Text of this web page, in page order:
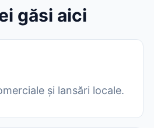
găsi aici
și lansări locale.